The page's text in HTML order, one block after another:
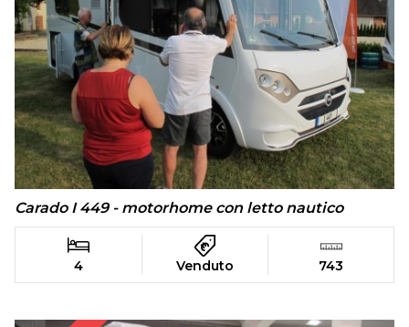
Carado I 449 - motorhome con letto nautico
4 Venduto 743